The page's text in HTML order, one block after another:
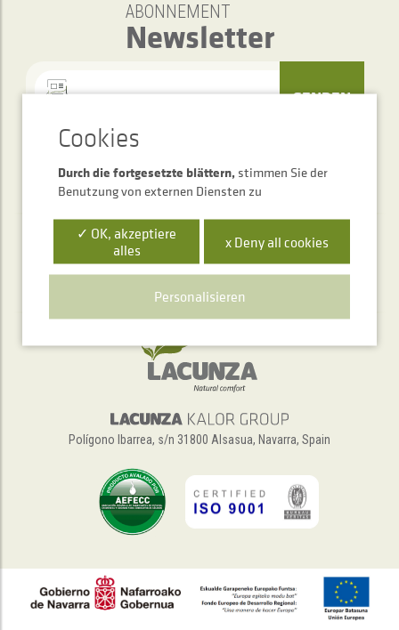
ABONNEMENT
Newsletter
SENDEN
Telefonischer Auskunftsservice
+34 948 563 511
Polígono Ibarrea, s/n 31800 Alsasua, Navarra, Spain
Durch die fortgesetzte blättern, stimmen Sie der
Benutzung von externen Diensten zu
✓ OK, akzeptiere
alles
x Deny all cookies
Personalisieren